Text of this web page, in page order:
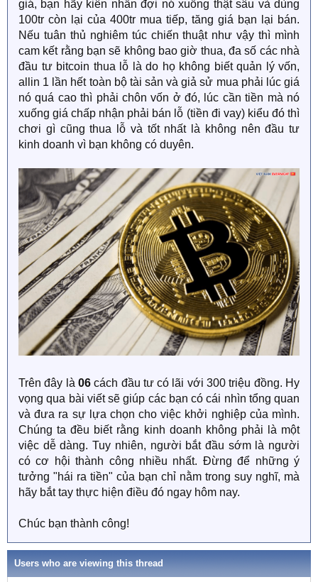
giá, bạn hãy kiên nhẫn đợi nó xuống thật sâu và dùng
100tr còn lại của 400tr mua tiếp, tăng giá bạn lại bán.
Nếu tuân thủ nghiêm túc chiến thuật như vậy thì mình
cam kết rằng bạn sẽ không bao giờ thua, đa số các nhà
đầu tư bitcoin thua lỗ là do họ không biết quản lý vốn,
allin 1 lần hết toàn bộ tài sản và giả sử mua phải lúc giá
nó quá cao thì phải chôn vốn ở đó, lúc cần tiền mà nó
xuống giá chấp nhận phải bán lỗ (tiền đi vay) kiểu đó thì
chơi gì cũng thua lỗ và tốt nhất là không nên đầu tư
kinh doanh vì bạn không có duyên.
Trên đây là 06cách đầu tư có lãi với 300 triệu đồng. Hy
vọng qua bài viết sẽ giúp các bạn có cái nhìn tổng quan
và đưa ra sự lựa chọn cho việc khởi nghiệp của mình.
Chúng ta đều biết rằng kinh doanh không phải là một
việc dễ dàng. Tuy nhiên, người bắt đầu sớm là người
có cơ hội thành công nhiều nhất. Đừng để những ý
tưởng "hái ra tiền" của bạn chỉ nằm trong suy nghĩ, mà
hãy bắt tay thực hiện điều đó ngay hôm nay.
Chúc bạn thành công!
Users who are viewing this thread